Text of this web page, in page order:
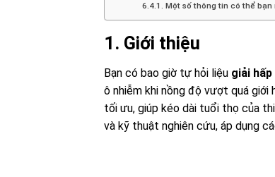
Một số thông tin có thể bạn
1. Giới thiệu
Bạn có bao giờ tự hỏi liệu giải
ô nhiễm khi nồng độ vượt quá giới
tối ưu, giúp kéo dài tuổi thọ của
và kỹ thuật nghiên cứu, áp dụng